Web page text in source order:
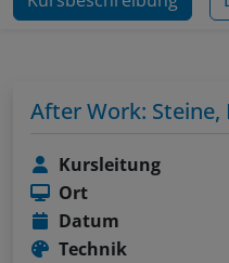
After Work:
Kursleitung
Ort
Datum
Technik